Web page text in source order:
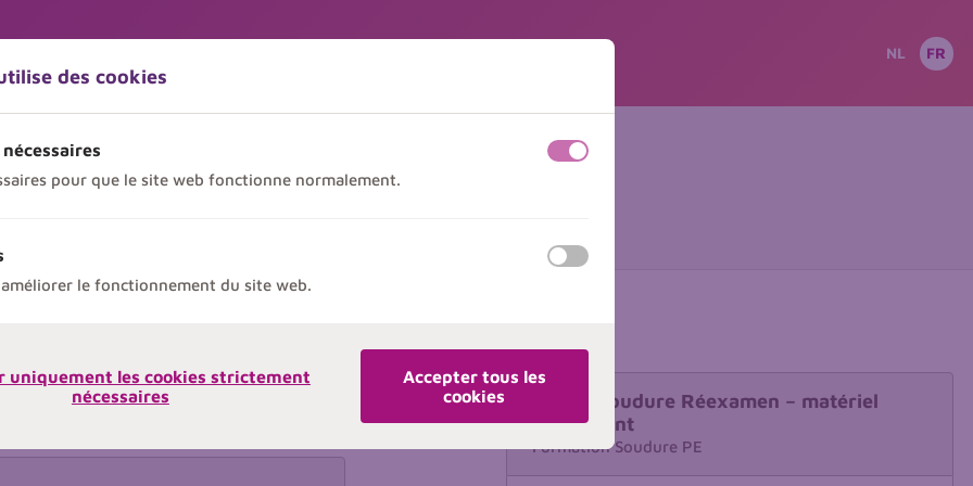
NL FR
formation.
Electrosoudure Réexamen – matériel
participant
Formation Soudure PE
des cookies
pour que le site web fonctionne normalement.
off on
le fonctionnement du site web.
off on
uniquement les cookies strictement
nécessaires
Accepter tous les
cookies